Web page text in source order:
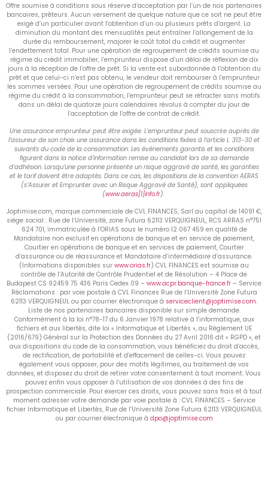
Offre soumise à conditions sous réserve d’acceptation par l’un de nos partenaires
bancaires, prêteurs. Aucun versement de quelque nature que ce soit ne peut être
exigé d’un particulier avant l’obtention d’un ou plusieurs prêts d’argent. La
diminution du montant des mensualités peut entraîner l’allongement de la
durée du remboursement, majorer le coût total du crédit et augmenter
l’endettement total. Pour une opération de regroupement de crédits soumise au
régime du crédit immobilier, l’emprunteur dispose d’un délai de réflexion de dix
jours à la réception de l’offre de prêt. Si la vente est subordonnée à l’obtention du
prêt et que celui-ci n’est pas obtenu, le vendeur doit rembourser à l’emprunteur
les sommes versées. Pour une opération de regroupement de crédits soumise au
régime du crédit à la consommation, l’emprunteur peut se rétracter sans motifs
dans un délai de quatorze jours calendaires révolus à compter du jour de
l’acceptation de l’offre de contrat de crédit.
Une assurance emprunteur peut être exigée. L’emprunteur peut souscrire auprès de
l’assureur de son choix une assurance dans les conditions fixées à l’article L. 313-30 et
suivants du code de la consommation. Les événements garantis et les conditions
figurent dans la notice d’information remise au candidat lors de sa demande
d’adhésion. Lorsqu’une personne présente un risque aggravé de santé, les garanties
et le tarif doivent être adaptés. Dans ce cas, les dispositions de la convention AERAS
(s’Assurer et Emprunter avec un Risque Aggravé de Santé), sont appliquées
(www.aeras[1]info.fr).
Joptimise.com, marque commerciale de CVL FINANCES, Sarl au capital de 14091 €,
siège social : Rue de l’Université, zone Futura 62113 VERQUIGNEUL, RCS ARRAS n°751
624 701, immatriculée à l’ORIAS sous le numéro 12 067 459 en qualité de
Mandataire non exclusif en opérations de banque et en service de paiement,
Courtier en opérations de banque et en services de paiement, Courtier
d’assurance ou de réassurance et Mandataire d’intermédiaire d’assurance.
(Informations disponibles sur www.orias.fr) CVL FINANCES est soumise au
contrôle de l’Autorité de Contrôle Prudentiel et de Résolution – 4 Place de
Budapest CS 92459 75 436 Paris Cedex 09 – www.acpr.banque-france.fr – Service
Réclamations : par voie postale à CVL Finances Rue de l’Université Zone Futura
62113 VERQUIGNEUL ou par courrier électronique à serviceclient@joptimise.com.
Liste de nos partenaires bancaires disponible sur simple demande.
Conformément à la loi n°78-17 du 6 Janvier 1978 relative à l’informatique, aux
fichiers et aux libertés, dite loi « Informatique et Libertés », au Règlement UE
(2016/679) Général sur la Protection des Données du 27 Avril 2016 dit « RGPD », et
aux dispositions du code de la consommation, vous bénéficiez du droit d’accès,
de rectification, de portabilité et d’effacement de celles-ci. Vous pouvez
également vous opposer, pour des motifs légitimes, au traitement de vos
données, et disposez du droit de retirer votre consentement à tout moment. Vous
pouvez enfin vous opposer à l’utilisation de vos données à des fins de
prospection commerciale. Pour exercer ces droits, vous pouvez sans frais et à tout
moment adresser votre demande par voie postale à : CVL FINANCES – Service
fichier Informatique et Libertés, Rue de l’Université Zone Futura 62113 VERQUIGNEUL
ou par courrier électronique à dpo@joptimise.com